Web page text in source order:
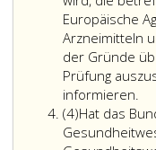
außer
bei
in
Verzug,
der
Europäische
Arzneimitteln
der Gründe
Prüfung
informieren.
(4)Absatz
4
Hat das